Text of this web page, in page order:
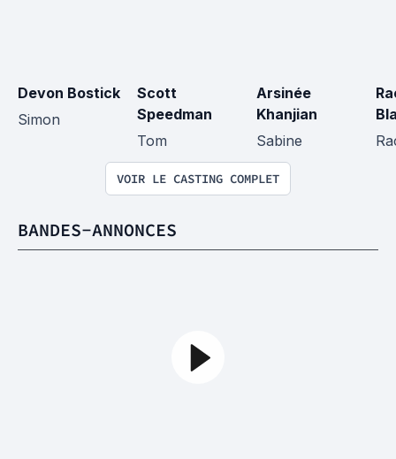
Devon Bostick
Simon
Scott
Speedman
Tom
Arsinée
Khanjian
Sabine
VOIR LE CASTING COMPLET
BANDES-ANNONCES